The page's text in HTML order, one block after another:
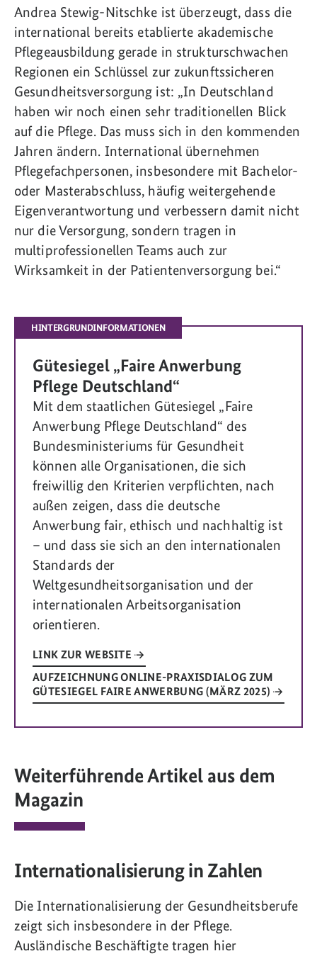
Andrea Stewig-Nitschke ist überzeugt, dass die
international bereits etablierte akademische
Pflegeausbildung gerade in strukturschwachen
Regionen ein Schlüssel zur zukunftssicheren
Gesundheitsversorgung ist: „In Deutschland
haben wir noch einen sehr traditionellen Blick
auf die Pflege. Das muss sich in den kommenden
Jahren ändern. International übernehmen
Pflegefachpersonen, insbesondere mit Bachelor-
oder Masterabschluss, häufig weitergehende
Eigenverantwortung und verbessern damit nicht
nur die Versorgung, sondern tragen in
multiprofessionellen Teams auch zur
Wirksamkeit in der Patientenversorgung bei.“
HINTERGRUNDINFORMATIONEN
Gütesiegel „Faire Anwerbung
Pflege Deutschland“
Mit dem staatlichen Gütesiegel „Faire
Anwerbung Pflege Deutschland“ des
Bundesministeriums für Gesundheit
können alle Organisationen, die sich
freiwillig den Kriterien verpflichten, nach
außen zeigen, dass die deutsche
Anwerbung fair, ethisch und nachhaltig ist
– und dass sie sich an den internationalen
Standards der
Weltgesundheitsorganisation und der
internationalen Arbeitsorganisation
orientieren.
LINK ZUR WEBSITE
AUFZEICHNUNG ONLINE-PRAXISDIALOG ZUM
GÜTESIEGEL FAIRE ANWERBUNG (MÄRZ 2025)
Weiterführende Artikel aus dem
Magazin
Internationalisierung in Zahlen
Die Internationalisierung der Gesundheitsberufe
zeigt sich insbesondere in der Pflege.
Ausländische Beschäftigte tragen hier